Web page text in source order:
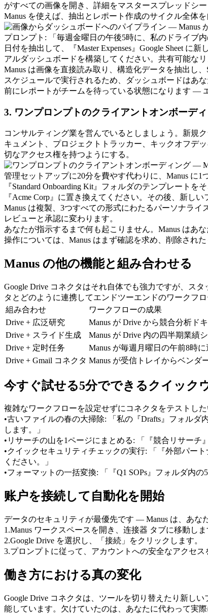
がすべての画像を開き、詳細をマスタースプレッドシ
Manus を使えば、抽出とレポート作成のサイクル全体を
プロンプト: 「毎週金曜日の午後5時に、私のドライブ
日付を抽出して、『Master Expenses』Google Sheet
アルダッシュボードを構築してください。共有可能な
Manus は画像を直接読み取り、構造化データを抽出し
スケジュールで実行されるため、ダッシュボードはあ
前にレポートがチームを待っている状態になります —
3. ワンプロンプトのクライアントオンボーデ
コンサルティング業を営んでいるとしましょう。新規
キュメント、プロジェクトトラッカー、キックオフデ
切なアクセス権を持つようにする。
管理セットアップに20分を費やす代わりに、Manus に1
『Standard Onboarding Kit』フォルダのテンプレート
『Acme Corp』に置き換えてください。その後、新し
Manus は複製、3つすべての形式にわたるパーソナラ
レビューと承認に変わります。
あなたが指示するまで何も起こりません。Manus はあ
操作については、Manus はまず確認を求め、削除され
Manus の他の機能と組み合わせる
Google Drive コネクタはそれ自体でも強力ですが、ス
タとどのように連携してエンドツーエンドのワークフ
組み合わせ
ワークフローの成果
Drive + 広泛研究
Manus が Drive から競合分析ド
Drive + スライド生成
Manus が Drive 内の四半期業績
Drive + 定时任务
Manus が毎週月曜日の午前8時
Drive + Gmail コネクタ Manus が受信トレイからベンダ
今すぐ試せる5分でできるクイック
複雑なワークフローを設定せずにコネクタをテストし
•古いファイルの春の大掃除: 「私の『Drafts』フォルダ
します。」
• リサーチの山を1ページにまとめる: 「『競合リサーチ
•クイックセキュリティチェックの実行: 「『外部パー
ください。」
•フォーマットの一括変換: 「『Q1 SOPs』フォルダ内
账户を接続して自動化を開始
データのセキュリティが最優先です — Manus は、あな
1 .Manus ワークスペースを開き、连接器 タブに移動しま
2.Google Drive を選択し、「接続」をクリックします。
3.プロンプトに従って、アカウントへの安全なアクセス
働き方における真の変化
Google Drive コネクタは、ツールを切り替えたり新し
能しています。欠けていたのは、あなたに代わって実